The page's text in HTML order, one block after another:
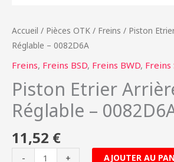
Accueil / Pièces OTK / Freins / Piston
Réglable – 0082D6A
Freins, Freins BSD, Freins BWD, Freins
Piston Etrier
Réglable –
11,52 €
- + AJOUTER AU